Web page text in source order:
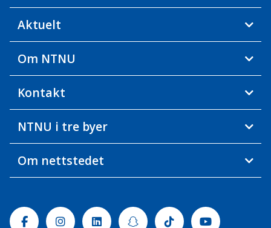
Aktuelt
Om NTNU
Kontakt
NTNU i tre byer
Om nettstedet
FacebookInstagramLinkedinSnapchatTiktok Youtube